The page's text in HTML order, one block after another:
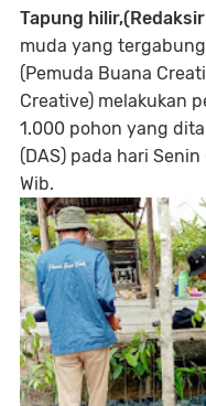
Tapung
muda yang
(Pemuda Buana
Creative) melakukan
1.000 pohon yang
(DAS) pada hari
Wib.